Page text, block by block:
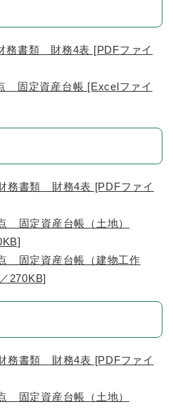
務書類 財務4表 [PDFファイ
固定資産台帳 [Excelファイ
務書類 財務4表 [PDFファイ
固定資産台帳（土地）
固定資産台帳（建物工作
270KB]
務書類 財務4表 [PDFファイ
固定資産台帳（土地）